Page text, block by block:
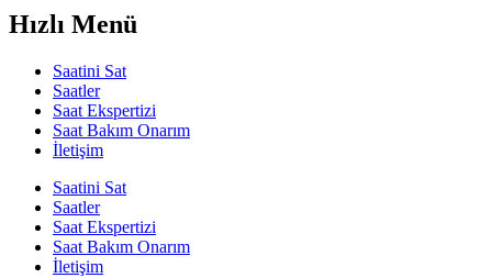
Hızlı Menü
Saatini Sat
Saatler
Saat Ekspertizi
Saat Bakım Onarım
İletişim
Saatini Sat
Saatler
Saat Ekspertizi
Saat Bakım Onarım
İletişim